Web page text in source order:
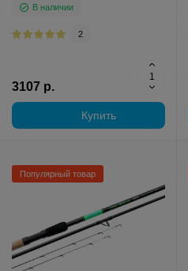
В наличии
2
3107 р.
Купить
Популярный товар